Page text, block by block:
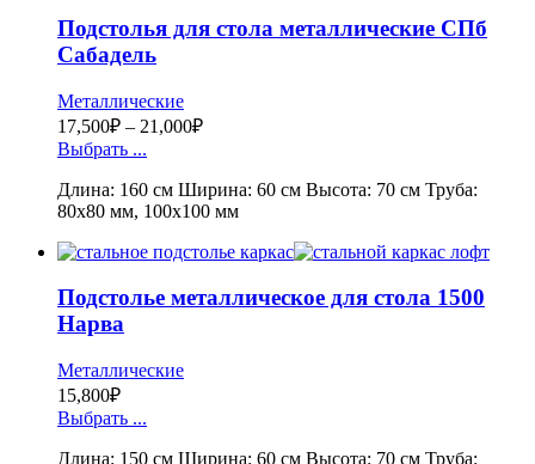
Подстолья для стола металлические СПб
Сабадель
Металлические
17,500₽ – 21,000₽
Выбрать ...
Длина: 160 см Ширина: 60 см Высота: 70 см Труба:
80х80 мм, 100х100 мм
Подстолье металлическое для стола 1500
Нарва
Металлические
15,800₽
Выбрать ...
Длина: 150 см Ширина: 60 см Высота: 70 см Труба: